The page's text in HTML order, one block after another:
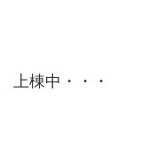
上棟中・・・